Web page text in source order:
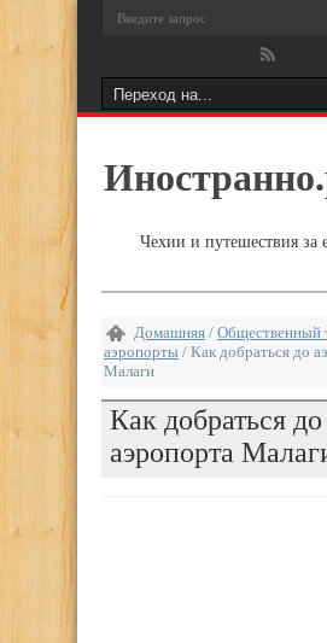
Чехии и путешествия за
Домашняя / Общественный
аэропорты / Как добраться до
Малаги
Как добраться до
аэропорта